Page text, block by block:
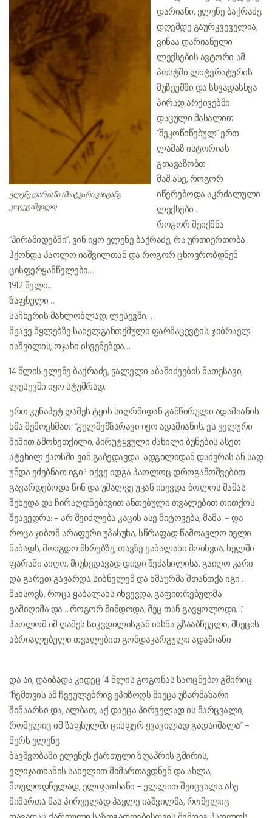
ელენე დარიანი (მხატვარი ვახტანგ
კოტეტიშვილი)
დარიანი, ელენე ბაქრაძე..
დღემდე გაურკვეველია,
ვინაა დარიანული
ლექსების ავტორი. ამ
პოსტში ლიტერატურის
მუზეუმში და სხვადასხვა
პირად არქივებში
დაცული მასალით
“შეკოწიწებულ” ერთ
ლამაზ ისტორიას
გთავაზობთ..
მაშ ასე, როგორ
იწერებოდა აკრძალული
ლექსები…
როგორ შეიქმნა
“პირამიდებში”, ვინ იყო ელენე ბაქრაძე, რა ურთიერთობა
ჰქონდა პაოლო იაშვილთან და როგორ ცხოვრობდნენ
ცისფერყანწელები…
1912 წელი…
ზაფხული…
საჩხერის მახლობლად, ლესევში…
მჟავე წყლებზე სახელგანთქმული ფარმაცევტის, ჯიბრაელ
იაშვილის, ოჯახი ისვენებდა…
14 წლის ელენე ბაქრაძე, ჭალელი აბაშიძეების ნათესავი,
ლესევში იყო სტუმრად.
ერთ კუნაპეტ ღამეს ტყის სიღრმიდან განწირული ადამიანის
ხმა შემოესმათ: “გულშემზარავი იყო ადამიანის, ეს ველური
შიშით ამოხეთქილი, პირუტყვული ძახილი ბუნების ასეთ
ატეხილ ქაოსში. ვინ გაბედავდა ადგილიდან დაძვრას ან სად
უნდა ეძებნათ იგი?.. იქვე იდგა პაოლოც. დროგამოშვებით
გავარდებოდა წინ და უმალვე უკან იხევდა. ბოლოს მამას
შეხედა და ჩირაღდნებივით ანთებული თვალებით თითქოს
შეავედრა: – არ შეიძლება კაცის ასე მიტოვება, მამა! – და
როცა ჯიბომ არაფერი უპასუხა, სწრაფად წამოავლო ხელი
ნაბადს, მოიგდო მხრებზე, თავზე ყაბალახი მოიხვია, ხელში
ფარანი აიღო, მიუხედავად დიდი შეძახილისა, გაიღო კარი
და გარეთ გავარდა. სიბნელემ და ხმაურმა შთანთქა იგი…
მახსოვს, როცა ყაბალახს იხვევდა, გაფითრებულმა
გამიღიმა და… როგორ მინდოდა, მეც თან გავყოლოდი…”
პაოლომ იმ ღამეს სიკვდილისგან იხსნა გზააბნეული, მხეცის
აბრიალებული თვალებით გონდაკარგული ადამიანი.
და აი, დაიბადა კიდეც 14 წლის გოგონას საოცნებო გმირიც.
“ჩემთვის ამ ჩვეულებრივ ეპიზოდს მიეცა უზარმაზარი
შინაარსი და, ალბათ, აქ დაეცა პირველად ის მარცვალი,
რომელიც იმ ზაფხულში ცისფერ ყვავილად გადაიშალა” –
წერს ელენე.
ბავშვობაში ელენეს ქართული ზღაპრის გმირის,
ელიჯათხანის სახელით მიმართავდნენ და ახლა,
მოულოდნელად, ელიჯათხანი – ელლით შეიცვალა. ასე
მიმართა მას პირველად პავლე იაშვილმა, რომელიც